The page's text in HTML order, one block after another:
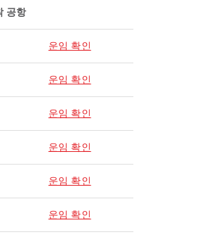
공항
운임 확인
운임 확인
운임 확인
운임 확인
운임 확인
운임 확인